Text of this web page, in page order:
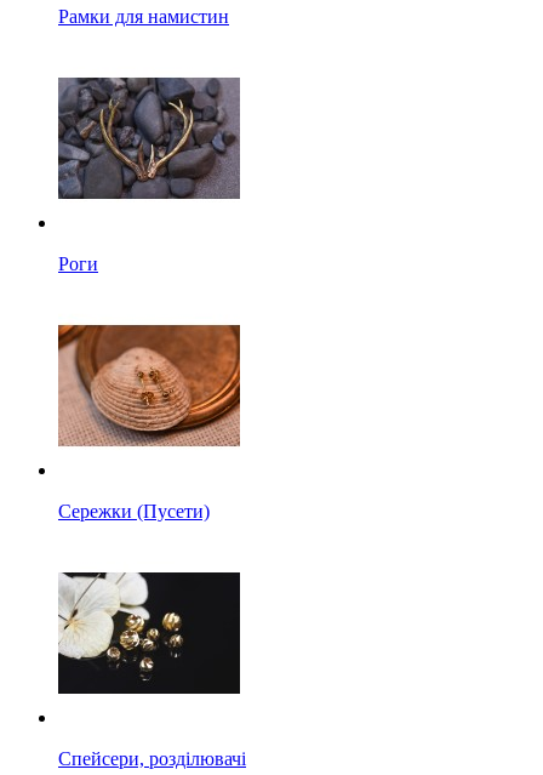
Рамки для намистин
Роги
Сережки (Пусети)
Спейсери, розділювачі